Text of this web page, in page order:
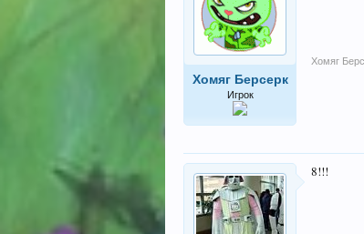
Хомяг Берсерк
Игрок
Хомяг
8!!!